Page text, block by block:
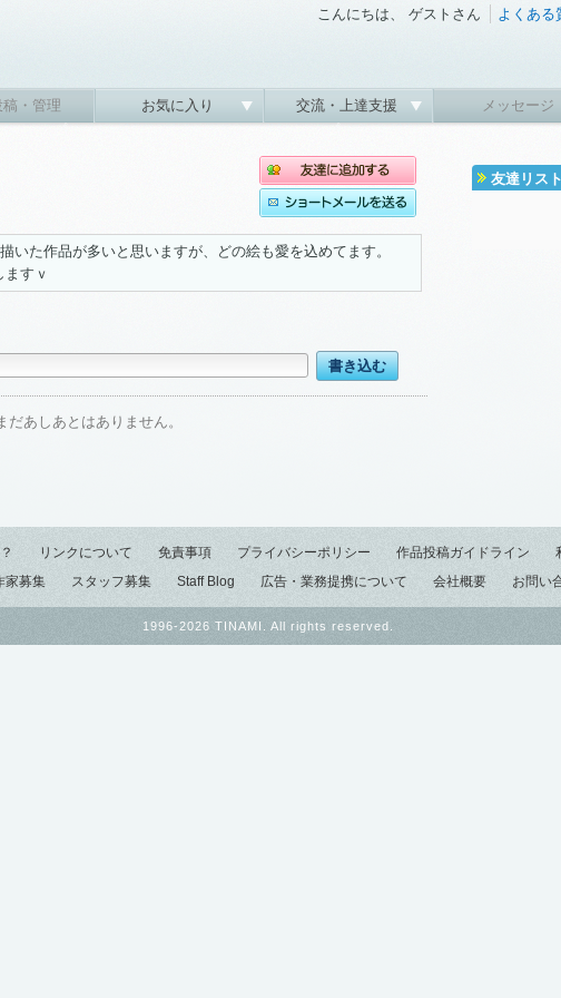
こんにちは、 ゲストさん よくある
・管理 お気に入り 交流・上達支援 メッセージ
いた作品が多いと思いますが、どの絵も愛を込めてます。
ますｖ
だあしあとはありません。
友達リスト
リンクについて 免責事項 プライバシーポリシー 作品投稿ガイドライン
家募集 スタッフ募集 Staff Blog 広告・業務提携について 会社概要 お問い
1996-2026 TINAMI. All rights reserved.